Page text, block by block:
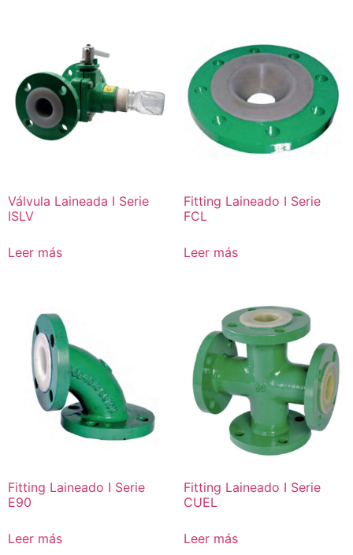
Válvula Laineada I Serie
ISLV
Leer más
Fitting Laineado I Serie
FCL
Leer más
Fitting Laineado I Serie
E90
Leer más
Fitting Laineado I Serie
CUEL
Leer más